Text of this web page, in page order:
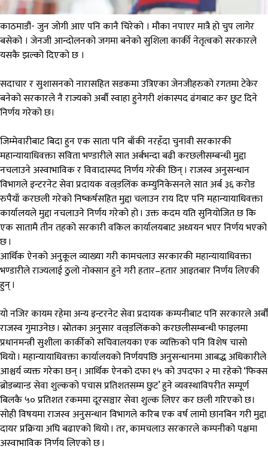
काठमाडौं- जुन जोगी आए पनि कानै चिरेको । मौका नपाएर मात्रै हो चुप लागेर
बसेको । जेनजी आन्दोलनको जगमा बनेको सुशिला कार्की नेतृत्वको सरकारले
यसकै झल्को दिएको छ ।
सदाचार र सुशासनको नारासहित सडकमा उत्रिएका जेनजीहरुको रगतमा टेकेर
बनेको सरकारले नै राज्यको अर्बौ स्वाहा हुनेगरी शंकास्पद ढंगबाट कर छुट दिने
निर्णय गरेको छ।
जिम्मेवारीबाट बिदा हुन एक साता पनि बाँकी नरहँदा चुनावी सरकारकी
महान्यायाधिवक्ता सविता भण्डारीले सात अर्बभन्दा बढी करछलीसम्बन्धी मुद्दा
नचलाउने अस्वाभाविक र विवादास्पद निर्णय गरेकी छिन् । राजस्व अनुसन्धान
विभागले इन्टरनेट सेवा प्रदायक वल्र्डलिंक कम्युनिकेसनले सात अर्ब ३६ करोड
रुपैयाँ करछली गरेको निष्कर्षसहित मुद्दा चलाउन राय दिए पनि महान्यायाधिवक्ता
कार्यालयले मुद्दा नचलाउने निर्णय गरेको हो । उक्त कदम यति सुनियोजित छ कि
एक सातामै तीन तहको सरकारी वकिल कार्यालयबाट अध्ययन भएर निर्णय भएको
छ ।
आर्थिक ऐनको अनुकूल व्याख्या गरी कामचलाउ सरकारकी महान्यायाधिवक्ता
भण्डारीले राज्यलाई ठुलो नोक्सान हुने गरी हतार–हतार आइतबार निर्णय लिएकी
हुन् ।
यो नजिर कायम रहेमा अन्य इन्टरनेट सेवा प्रदायक कम्पनीबाट पनि सरकारले अर्बौँ
राजस्व गुमाउनेछ । स्रोतका अनुसार वल्र्डलिंकको करछलीसम्बन्धी फाइलमा
प्रधानमन्त्री सुशीला कार्कीको सचिवालयका एक व्यक्तिको पनि विशेष चासो
थियो । महान्यायाधिवक्ता कार्यालयको निर्णयपछि अनुसन्धानमा आबद्ध अधिकारीले
आश्चर्य व्यक्त गरेका छन् । आर्थिक ऐनको दफा १५ को उपदफा २ मा रहेको ‘फिक्स
ब्रोडब्यान्ड सेवा शुल्कको पचास प्रतिशतसम्म छुट’ हुने व्यवस्थाविपरीत सम्पूर्ण
बिलकै ५० प्रतिशत रकममा दूरसञ्चार सेवा शुल्क लिएर कर छली गरिएको छ।
सोही विषयमा राजस्व अनुसन्धान विभागले करिब एक वर्ष लामो छानबिन गरी मुद्दा
दायर प्रक्रिया अघि बढाएको थियो । तर, कामचलाउ सरकारले कम्पनीको पक्षमा
अस्वाभाविक निर्णय लिएको छ ।